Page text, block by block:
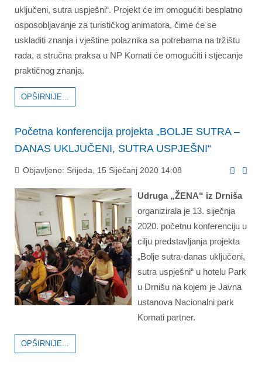
uključeni, sutra uspješni“. Projekt će im omogućiti besplatno
osposobljavanje za turističkog animatora, čime će se
uskladiti znanja i vještine polaznika sa potrebama na tržištu
rada, a stručna praksa u NP Kornati će omogućiti i stjecanje
praktičnog znanja.
OPŠIRNIJE...
Početna konferencija projekta „BOLJE SUTRA –
DANAS UKLJUČENI, SUTRA USPJEŠNI“
Objavljeno: Srijeda, 15 Siječanj 2020 14:08
Udruga „ŽENA“ iz Drniša
organizirala je 13. siječnja
2020. početnu konferenciju u
cilju predstavljanja projekta
„Bolje sutra-danas uključeni,
sutra uspješni“ u hotelu Park
u Drnišu na kojem je Javna
ustanova Nacionalni park
Kornati partner.
OPŠIRNIJE...